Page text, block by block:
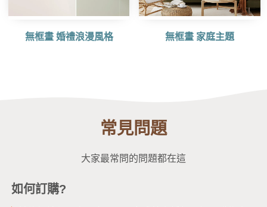
無框畫 婚禮浪漫風格 無框畫 家庭主題
常見問題
大家最常問的問題都在這
如何訂購?